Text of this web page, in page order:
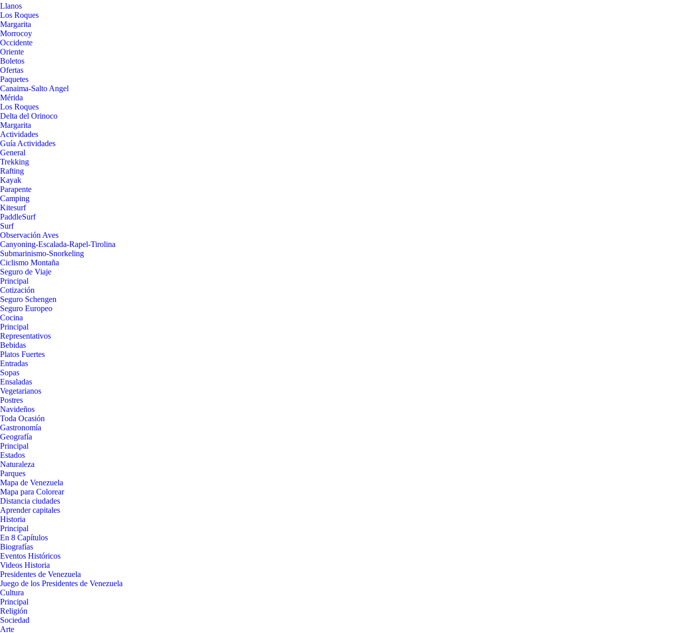
Llanos
Los Roques
Margarita
Morrocoy
Occidente
Oriente
Boletos
Ofertas
Paquetes
Canaima-Salto Angel
Mérida
Los Roques
Delta del Orinoco
Margarita
Actividades
Guía Actividades
General
Trekking
Rafting
Kayak
Parapente
Camping
Kitesurf
PaddleSurf
Surf
Observación Aves
Canyoning-Escalada-Rapel-Tirolina
Submarinismo-Snorkeling
Ciclismo Montaña
Seguro de Viaje
Principal
Cotización
Seguro Schengen
Seguro Europeo
Cocina
Principal
Representativos
Bebidas
Platos Fuertes
Entradas
Sopas
Ensaladas
Vegetarianos
Postres
Navideños
Toda Ocasión
Gastronomía
Geografía
Principal
Estados
Naturaleza
Parques
Mapa de Venezuela
Mapa para Colorear
Distancia ciudades
Aprender capitales
Historia
Principal
En 8 Capítulos
Biografías
Eventos Históricos
Videos Historia
Presidentes de Venezuela
Juego de los Presidentes de Venezuela
Cultura
Principal
Religión
Sociedad
Arte